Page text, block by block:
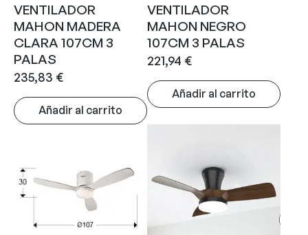
VENTILADOR
MAHON MADERA
CLARA 107CM 3
PALAS
235,83 €
Añadir al carrito
VENTILADOR
MAHON NEGRO
107CM 3 PALAS
221,94 €
Añadir al carrito